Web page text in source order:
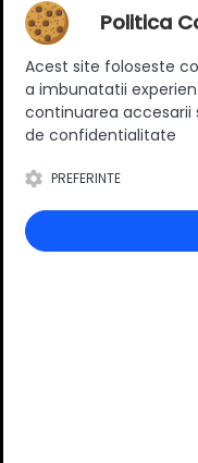
Adaugă un review
Ratingul general
0(0 review-uri)
Politica
Acest site foloseste
a imbunatatii
continuarea accesarii
de confidentialitate
PREFERINTE